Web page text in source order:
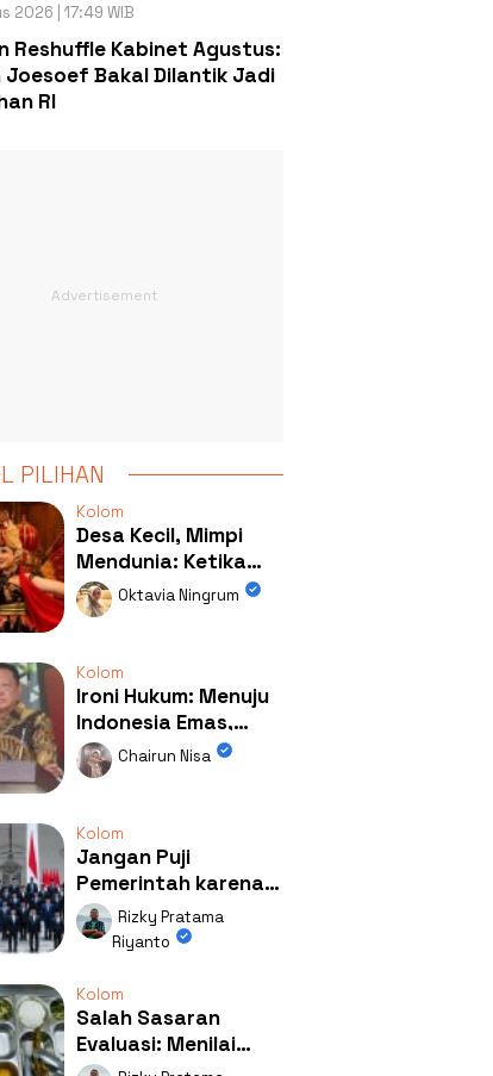
2026 | 17:49 WIB
Reshuffle Kabinet Agustus:
Joesoef Bakal Dilantik Jadi
RI
PILIHAN
Kolom
Desa Kecil, Mimpi
Mendunia: Ketika
Kolaborasi
Mengubah Wajah
Oktavia Ningrum
Kolom
Ironi Hukum: Menuju
Indonesia Emas,
Ternyata Emasnya
Ada di Rumah Febrie!
Chairun Nisa
Kolom
Jangan Puji
Pemerintah karena
Kerja: Mengapa
Publik Begitu Mudah
Rizky Pratama
Riyanto
Kolom
Salah Sasaran
Evaluasi: Menilai
Program MBG Lewat